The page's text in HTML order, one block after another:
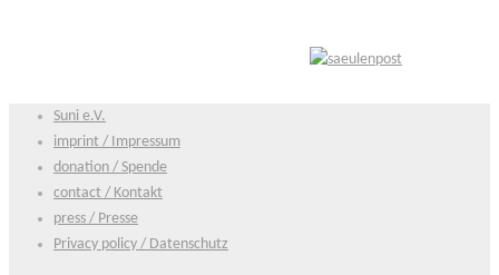
Suni e.V.
imprint / Impressum
donation / Spende
contact / Kontakt
press / Presse
Privacy policy / Datenschutz